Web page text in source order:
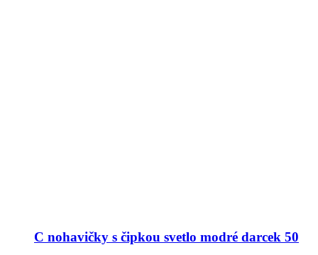
C nohavičky s čipkou svetlo modré darcek 50